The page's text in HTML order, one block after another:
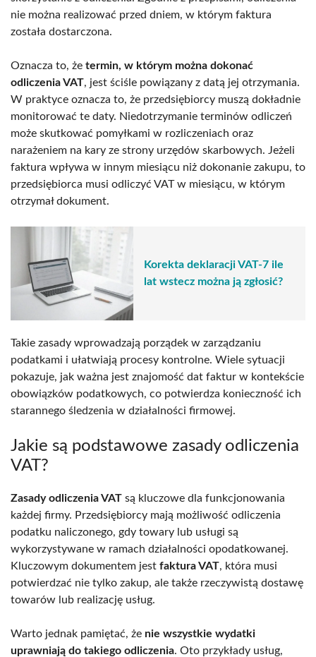
nie można realizować przed dniem, w którym faktura
została dostarczona.
Oznacza to, że termin, w którym można dokonać
odliczenia VAT, jest ściśle powiązany z datą jej otrzymania.
W praktyce oznacza to, że przedsiębiorcy muszą dokładnie
monitorować te daty. Niedotrzymanie terminów odliczeń
może skutkować pomyłkami w rozliczeniach oraz
narażeniem na kary ze strony urzędów skarbowych. Jeżeli
faktura wpływa w innym miesiącu niż dokonanie zakupu, to
przedsiębiorca musi odliczyć VAT w miesiącu, w którym
otrzymał dokument.
Korekta deklaracji VAT-7 ile
lat wstecz można ją zgłosić?
Takie zasady wprowadzają porządek w zarządzaniu
podatkami i ułatwiają procesy kontrolne. Wiele sytuacji
pokazuje, jak ważna jest znajomość dat faktur w kontekście
obowiązków podatkowych, co potwierdza konieczność ich
starannego śledzenia w działalności firmowej.
Jakie są podstawowe zasady odliczenia
VAT?
Zasady odliczenia VAT są kluczowe dla funkcjonowania
każdej firmy. Przedsiębiorcy mają możliwość odliczenia
podatku naliczonego, gdy towary lub usługi są
wykorzystywane w ramach działalności opodatkowanej.
Kluczowym dokumentem jest faktura VAT, która musi
potwierdzać nie tylko zakup, ale także rzeczywistą dostawę
towarów lub realizację usług.
Warto jednak pamiętać, że nie wszystkie wydatki
uprawniają do takiego odliczenia. Oto przykłady usług,